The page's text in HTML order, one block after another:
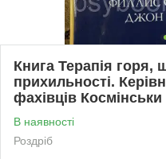
Книга Терапія горя,
прихильності.
фахівців Космінськи
В наявності
Роздріб